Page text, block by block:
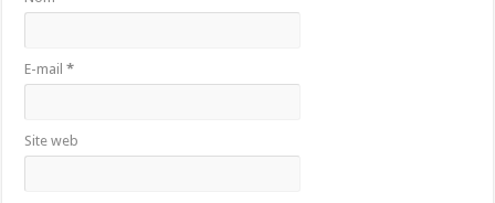
E-mail*
Site web